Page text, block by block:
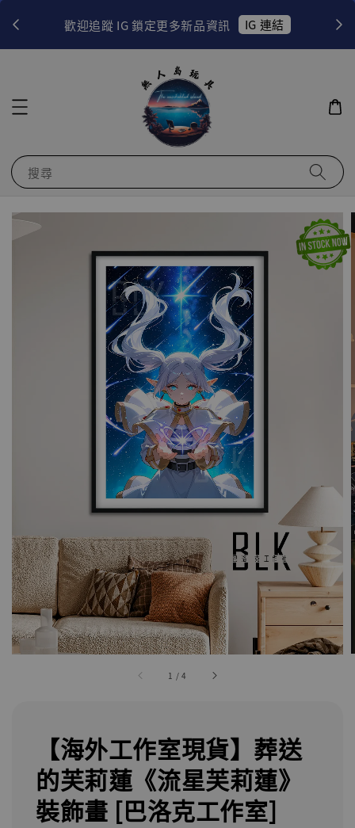
歡迎追蹤 IG 鎖定更多新品資訊 IG 連結
搜尋
1 /4
【海外工作室現貨】葬送
的芙莉蓮《流星芙莉蓮》
裝飾畫 [巴洛克工作室]